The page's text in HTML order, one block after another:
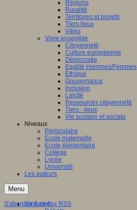
Régions
Ruralité
Territoires et projets
Tiers lieux
Villes
Vivre ensemble
Citoyenneté
Culture européenne
Démocratie
Egalité Hommes/Femmes
Ethique
Gouvernance
Inclusion
Laïcité
Ressources citoyenneté
Tiers - lieux
Vie scolaire et sociale
Niveaux
Périscolaire
Ecole maternelle
Ecole élémentaire
Collège
Lycée
Université
Les auteurs
Menu
S'informer
S'abonner à ce flux RSS